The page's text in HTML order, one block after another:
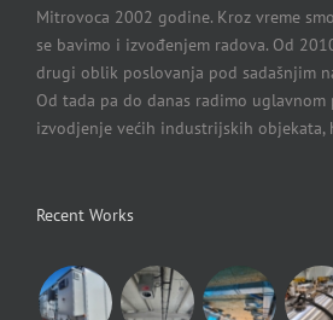
Mitrovoca 2002 godine. Kroz vreme
se bavimo i izvođenjem radova. Od
drugi oblik poslovanja pod sadašnjim
Od tada pa do danas radimo
izvodjenje većih industrijskih objekata,
Recent Works